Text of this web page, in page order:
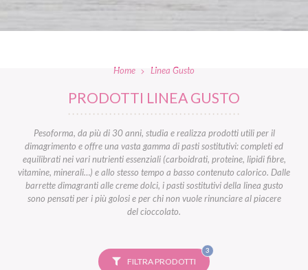
Home Linea Gusto
PRODOTTI LINEA GUSTO
Pesoforma, da più di 30 anni, studia e realizza prodotti utili per il
dimagrimento e offre una vasta gamma di pasti sostitutivi: completi ed
equilibrati nei vari nutrienti essenziali (carboidrati, proteine, lipidi fibre,
vitamine, minerali…) e allo stesso tempo a basso contenuto calorico. Dalle
barrette dimagranti alle creme dolci, i pasti sostitutivi della linea gusto
sono pensati per i più golosi e per chi non vuole rinunciare al piacere
del cioccolato.
FILTRA PRODOTTI
3FILTRI
SELEZIONATI